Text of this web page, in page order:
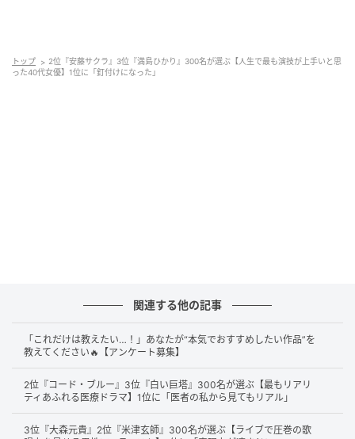
続いて第2位は38票獲得の 安藤サクラ さん。圧倒的な
表現力とリアルさ、そしてどんなジャンルでも観客を
引き込む唯一無二の存在感が高く評価されています。
「仕草や言葉遣いまでリアル」「どんな役でもこなし
存在感も抜群」など、その自然体かつ迫力ある演技へ
トップ
2位『安藤サクラ』3位『満島ひかり』300名が選ぶ【人生で最も演技が上手いと思
った40代女優】1位に「釘付けになった」
関連する他の記事
「これだけは教えたい…！」あなたが“本気でおすすめしたい作品”を
教えてください🔥【アンケート募集】
2位『コード・ブルー』3位『白い巨塔』300名が選ぶ【最もリアリ
ティあふれる医療ドラマ】1位に「医者の私から見てもリアル」
3位『大森元貴』2位『米津玄師』300名が選ぶ【ライブで圧巻の歌